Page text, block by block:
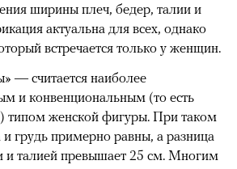
ширины плеч, бедер, талии и
актуальна для всех, однако
встречается только у женщин.
— считается наиболее
и конвенциональным (то есть
типом женской фигуры. При таком
и грудь примерно равны, а разница
талией превышает 25 см. Многим